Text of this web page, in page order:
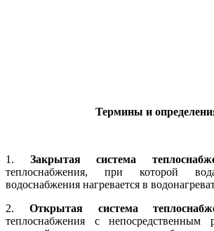
Термины и
1. Закрытая система
теплоснабжения, при которой
водоснабжения нагревается в
2. Открытая система
теплоснабжения с непосредственным